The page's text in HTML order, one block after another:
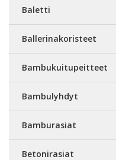
Baletti
Ballerinakoristeet
Bambukuitupeitteet
Bambulyhdyt
Bamburasiat
Betonirasiat